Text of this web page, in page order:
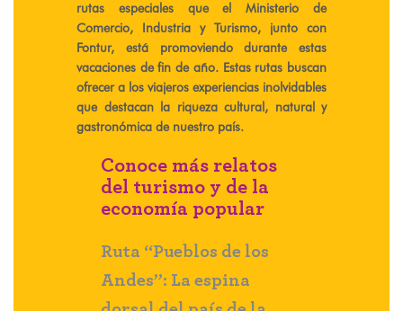
rutas especiales que el Ministerio de
Comercio, Industria y Turismo, junto con
Fontur, está promoviendo durante estas
vacaciones de fin de año. Estas rutas buscan
ofrecer a los viajeros experiencias inolvidables
que destacan la riqueza cultural, natural y
gastronómica de nuestro país.
Conoce más relatos
del turismo y de la
economía popular
La Ruta de La Vorágine:
una experiencia